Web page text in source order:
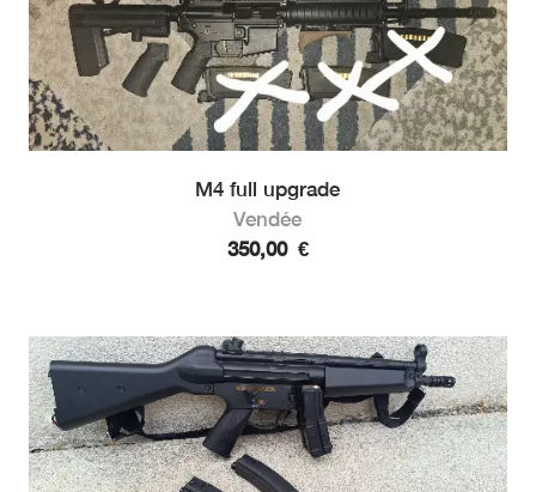
M4 full upgrade
Vendée
350,00 €